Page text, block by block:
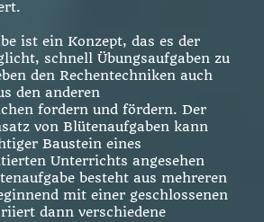
ist ein Konzept, das es der
schnell Übungsaufgaben zu
den Rechentechniken auch
den anderen
fordern und fördern. Der
von Blütenaufgaben kann
Baustein eines
Unterrichts angesehen
besteht aus mehreren
mit einer geschlossenen
dann verschiedene